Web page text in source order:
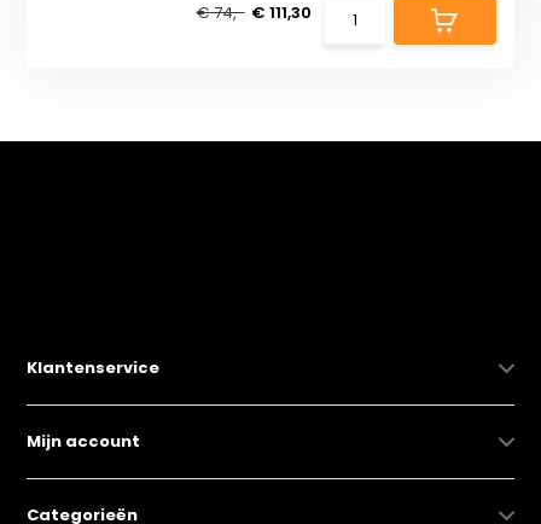
€ 74,- € 111,30
Klantenservice
Mijn account
Categorieën